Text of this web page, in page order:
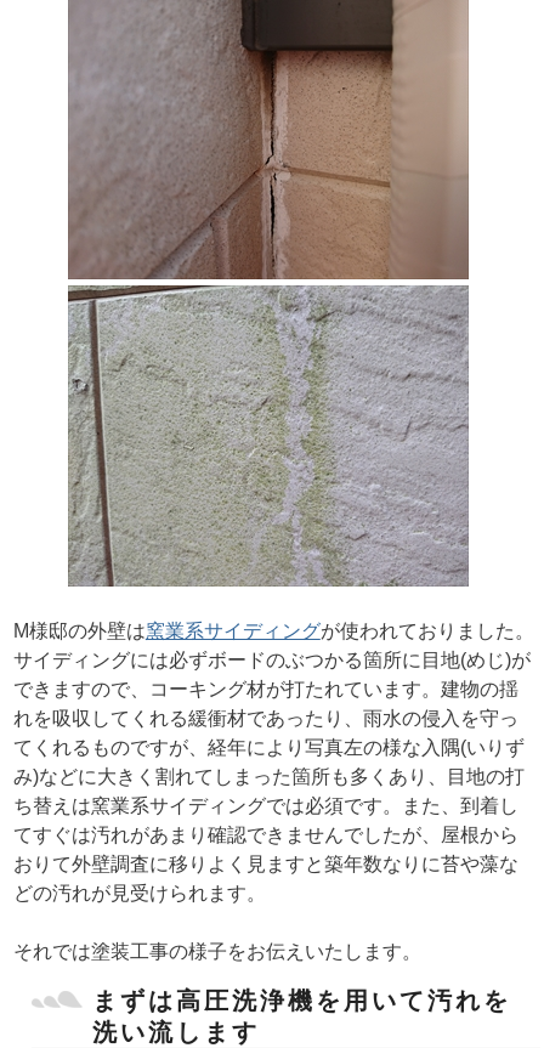
M様邸の外壁は窯業系サイディングが使われておりました。
サイディングには必ずボードのぶつかる箇所に目地(めじ)が
できますので、コーキング材が打たれています。建物の揺
れを吸収してくれる緩衝材であったり、雨水の侵入を守っ
てくれるものですが、経年により写真左の様な入隅(いりず
み)などに大きく割れてしまった箇所も多くあり、目地の打
ち替えは窯業系サイディングでは必須です。また、到着し
てすぐは汚れがあまり確認できませんでしたが、屋根から
おりて外壁調査に移りよく見ますと築年数なりに苔や藻な
どの汚れが見受けられます。
それでは塗装工事の様子をお伝えいたします。
まずは高圧洗浄機を用いて汚れを
洗い流します